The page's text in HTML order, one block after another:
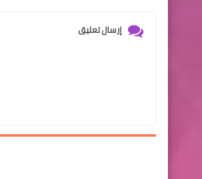
إرسال تعليق